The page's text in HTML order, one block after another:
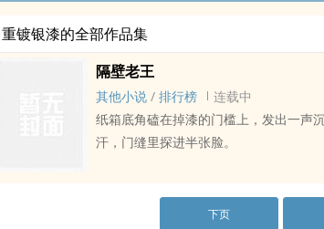
重镀银漆的全部作品集
隔壁老王
其他小说 / 排行榜
连载中
纸箱底角磕在掉漆的门槛上，发出一声
汗，门缝里探进半张脸。
下页